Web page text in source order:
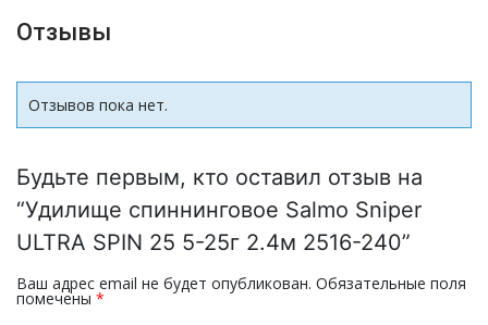
Отзывы
Отзывов пока нет.
Будьте первым, кто оставил отзыв на
“Удилище спиннинговое Salmo Sniper
ULTRA SPIN 25 5-25г 2.4м 2516-240”
Ваш адрес email не будет опубликован. Обязательные поля
помечены *